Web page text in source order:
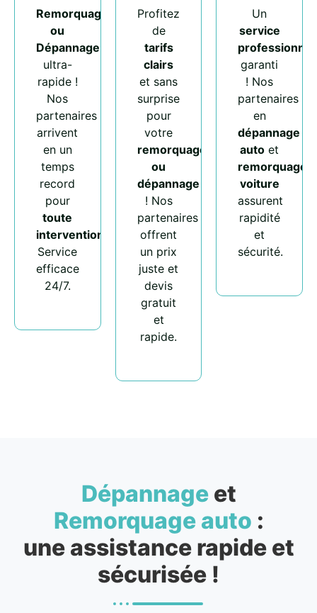
Remorquage
ou
Dépannage
ultra-
rapide !
Nos
partenaires
arrivent
en un
temps
record
pour
toute
intervention
Service
efficace
24/7.
Profitez
de
tarifs
clairs
et sans
surprise
pour
votre
remorquage
ou
dépannage
! Nos
partenaires
offrent
un prix
juste et
devis
gratuit
et
rapide.
Un
service
professionnel
garanti
! Nos
partenaires
en
dépannage
auto et
remorquage
voiture
assurent
rapidité
et
sécurité.
Dépannageet
Remorquage auto :
une assistance rapide et
sécurisée !